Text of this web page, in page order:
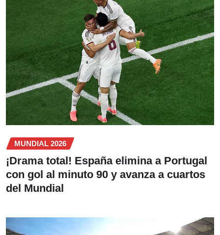
MUNDIAL 2026
¡Drama total! España elimina a Portugal
con gol al minuto 90 y avanza a cuartos
del Mundial